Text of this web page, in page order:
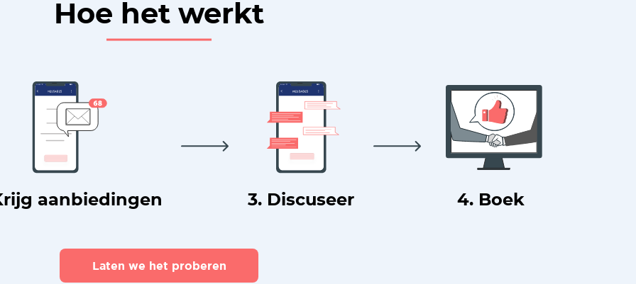
Hoe het werkt
aanbiedingen 3. Discuseer 4. Boek
Laten we het proberen